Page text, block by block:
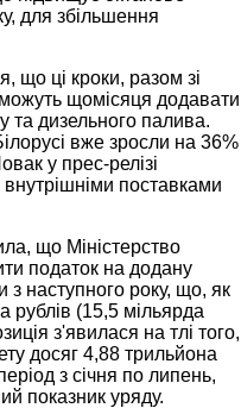
для збільшення
що ці кроки, разом зі
щомісяця додавати
та дизельного палива.
вже зросли на 36%
у прес-релізі
поставками
що Міністерство
податок на додану
з наступного року, що, як
рублів (15,5 мільярда
з'явилася на тлі того,
досяг 4,88 трильйона
з січня по липень,
показник уряду.